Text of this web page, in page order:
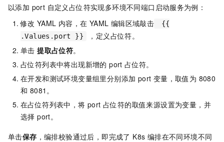
以添加 port 自定义占位符实现多环境不同端口启动服务为例：
修改 YAML 内容，在 YAML 编辑区域敲击
{{
.Values.port }}
，定义占位符。
单击提取占位符。
占位符列表中将出现新增的 port 占位符。
在开发和测试环境变量组里分别添加 port 变量，取值为 8080
和 8081。
在占位符列表中，将 port 占位符的取值来源设置为变量，并
选择 port。
单击保存 ，编排校验通过后，即完成了 K8s 编排在不同环境不同